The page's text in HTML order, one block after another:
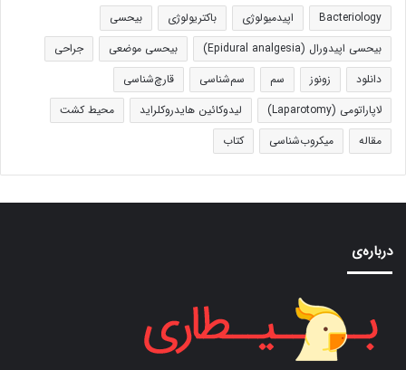
Bacteriology اپیدمیولوژی باکتریولوژی
بیحسی
بیحسی اپیدورال (Epidural analgesia)
بیحسی موضعی
جراحی
دانلود
زونوز سم سم‌شناسی
قارچ‌شناسی
لاپاراتومی (Laparotomy)
لیدوکائین هایدروکلراید
محیط کشت
مقاله
میکروب‌شناسی کتاب
درباره‌ی